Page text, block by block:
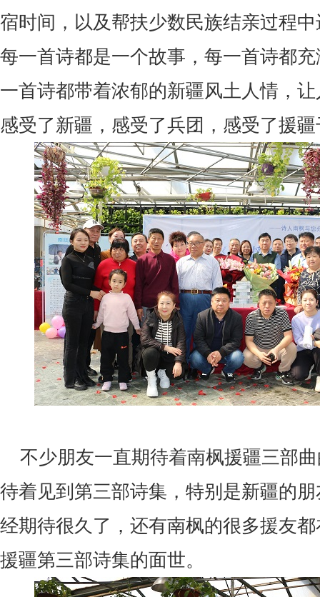
宿时间，以及帮扶少数民族结亲过程
每一首诗都是一个故事，每一首诗都
一首诗都带着浓郁的新疆风土人情，
感受了新疆，感受了兵团，感受了援
不少朋友一直期待着南枫援疆三部
待着见到第三部诗集，特别是新疆的
经期待很久了，还有南枫的很多援友
援疆第三部诗集的面世。